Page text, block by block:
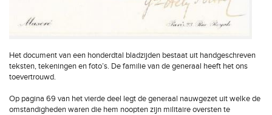
Het document van een honderdtal bladzijden bestaat uit handgeschreven
teksten, tekeningen en foto’s. De familie van de generaal heeft het ons
toevertrouwd.
Op pagina 69 van het vierde deel legt de generaal nauwgezet uit welke de
omstandigheden waren die hem noopten zijn militaire oversten te